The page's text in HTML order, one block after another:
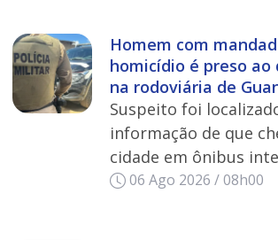
Homem com
homicídio é preso ao
na rodoviária de
Suspeito foi
informação de que
cidade em ônibus
06 Ago 2026 / 08h00